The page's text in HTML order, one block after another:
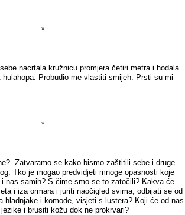
*
nacrtala kružnicu promjera četiri metra i hodala
Probudio me vlastiti smijeh. Prsti su mi
*
Zatvaramo se kako bismo zaštitili sebe i druge
Tko je mogao predvidjeti mnoge opasnosti koje
nas samih? S čime smo se to zatočili? Kakva će
i iza ormara i juriti naočigled svima, odbijati se od
hladnjake i komode, visjeti s lustera? Koji će od nas
i brusiti kožu dok ne prokrvari?